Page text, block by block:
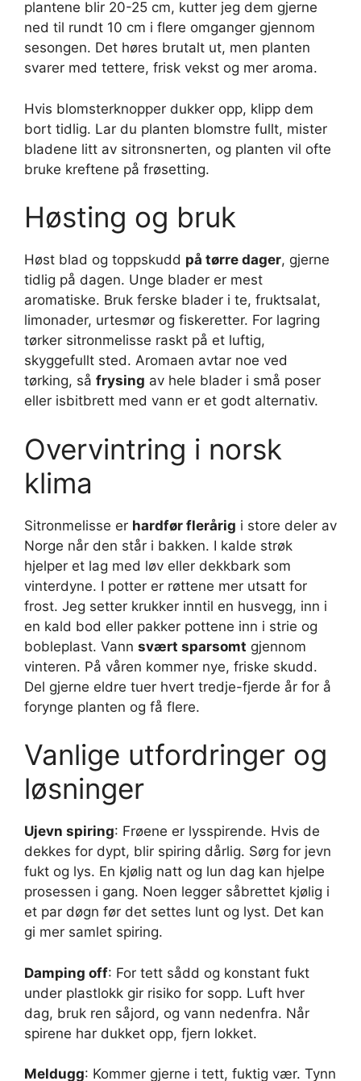
plantene blir 20-25 cm, kutter jeg dem gjerne
ned til rundt 10 cm i flere omganger gjennom
sesongen. Det høres brutalt ut, men planten
svarer med tettere, frisk vekst og mer aroma.
Hvis blomsterknopper dukker opp, klipp dem
bort tidlig. Lar du planten blomstre fullt, mister
bladene litt av sitronsnerten, og planten vil ofte
bruke kreftene på frøsetting.
Høsting og bruk
Høst blad og toppskudd på tørre dager, gjerne
tidlig på dagen. Unge blader er mest
aromatiske. Bruk ferske blader i te, fruktsalat,
limonader, urtesmør og fiskeretter. For lagring
tørker sitronmelisse raskt på et luftig,
skyggefullt sted. Aromaen avtar noe ved
tørking, så frysing av hele blader i små poser
eller isbitbrett med vann er et godt alternativ.
Overvintring i norsk
klima
Sitronmelisse er hardfør flerårig i store deler av
Norge når den står i bakken. I kalde strøk
hjelper et lag med løv eller dekkbark som
vinterdyne. I potter er røttene mer utsatt for
frost. Jeg setter krukker inntil en husvegg, inn i
en kald bod eller pakker pottene inn i strie og
bobleplast. Vann svært sparsomt gjennom
vinteren. På våren kommer nye, friske skudd.
Del gjerne eldre tuer hvert tredje-fjerde år for å
forynge planten og få flere.
Vanlige utfordringer og
løsninger
Ujevn spiring: Frøene er lysspirende. Hvis de
dekkes for dypt, blir spiring dårlig. Sørg for jevn
fukt og lys. En kjølig natt og lun dag kan hjelpe
prosessen i gang. Noen legger såbrettet kjølig i
et par døgn før det settes lunt og lyst. Det kan
gi mer samlet spiring.
Damping off: For tett sådd og konstant fukt
under plastlokk gir risiko for sopp. Luft hver
dag, bruk ren såjord, og vann nedenfra. Når
spirene har dukket opp, fjern lokket.
Meldugg: Kommer gjerne i tett, fuktig vær. Tynn